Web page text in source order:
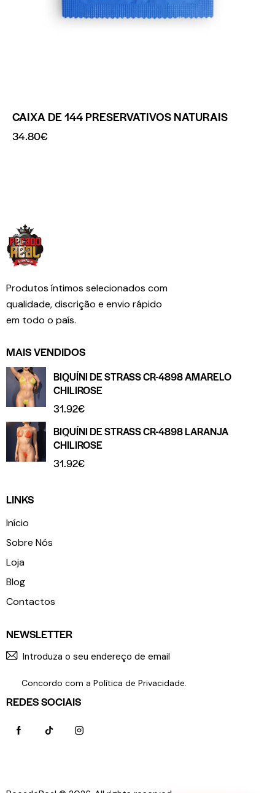
CAIXA DE 144 PRESERVATIVOS NATURAIS
34.80€
Produtos íntimos selecionados com
qualidade, discrição e envio rápido
em todo o país.
MAIS VENDIDOS
BIQUÍNI DE STRASS CR-4898 AMARELO
CHILIROSE
31.92€
BIQUÍNI DE STRASS CR-4898 LARANJA
CHILIROSE
31.92€
LINKS
Início
Sobre Nós
Loja
Blog
Contactos
NEWSLETTER
Concordo com a Política de Privacidade.
REDES SOCIAIS